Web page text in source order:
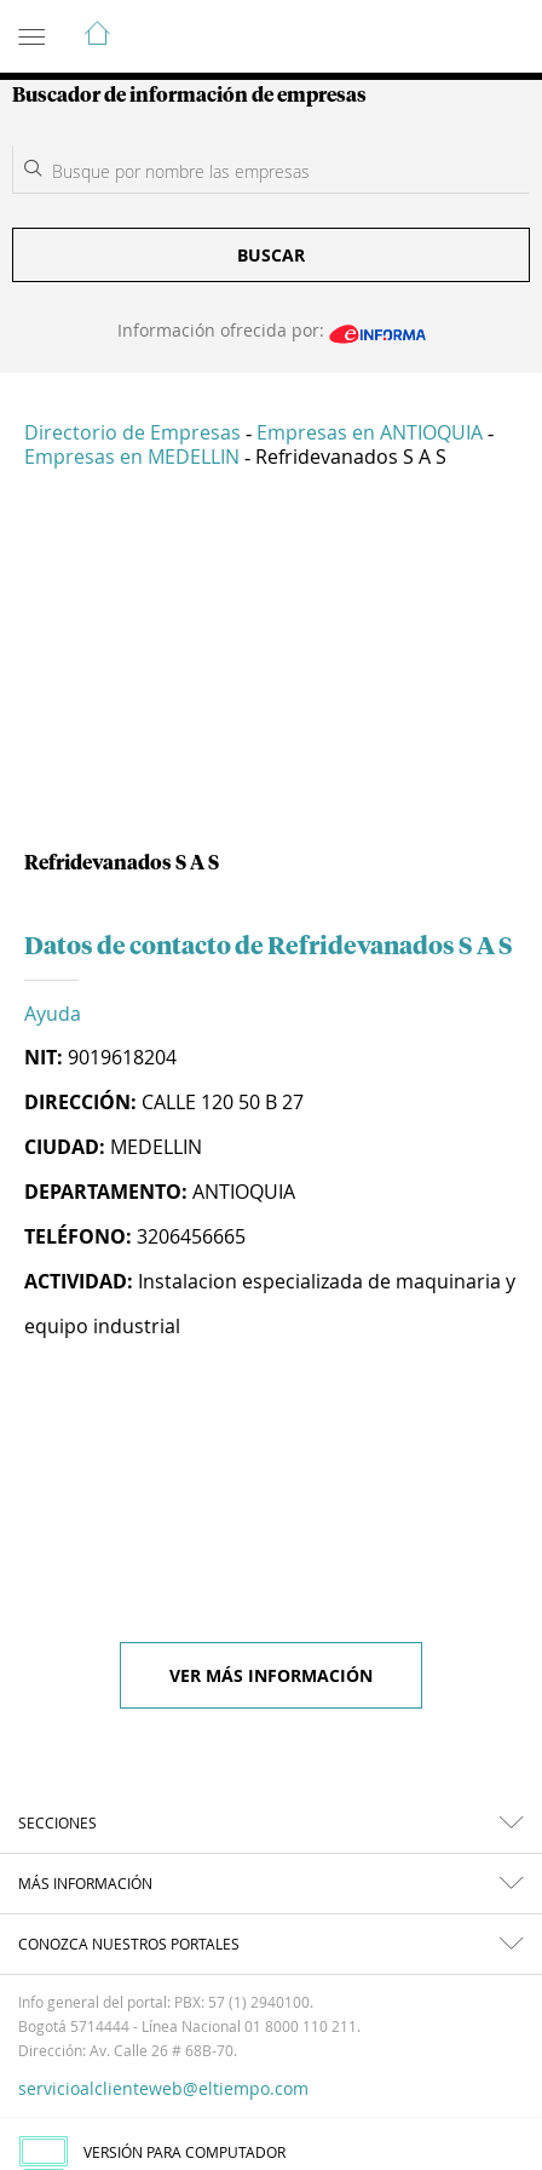
Guía de Empresas Colombianas
Buscador de información de empresas
BUSCAR
Información ofrecida por:
Directorio de Empresas - Empresas en ANTIOQUIA -
Empresas en MEDELLIN - Refridevanados S A S
Refridevanados S A S
Datos de contacto de Refridevanados S A S
Ayuda
NIT: 9019618204
DIRECCIÓN: CALLE 120 50 B 27
CIUDAD: MEDELLIN
DEPARTAMENTO: ANTIOQUIA
TELÉFONO: 3206456665
ACTIVIDAD: Instalacion especializada de maquinaria y
equipo industrial
VER MÁS INFORMACIÓN
SECCIONES
MÁS INFORMACIÓN
CONOZCA NUESTROS PORTALES
Info general del portal: PBX: 57 (1) 2940100.
Bogotá 5714444 - Línea Nacional 01 8000 110 211.
Dirección: Av. Calle 26 # 68B-70.
servicioalclienteweb@eltiempo.com
VERSIÓN PARA COMPUTADOR